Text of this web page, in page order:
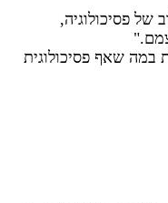
של פסיכולוגיה,
שאף פסיכולוגית